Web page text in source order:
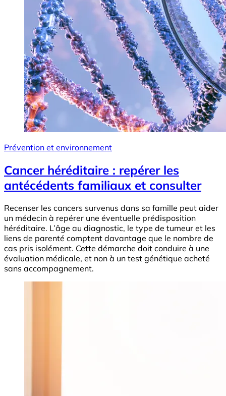
Prévention et environnement
Cancer héréditaire : repérer les
antécédents familiaux et consulter
Recenser les cancers survenus dans sa famille peut aider
un médecin à repérer une éventuelle prédisposition
héréditaire. L’âge au diagnostic, le type de tumeur et les
liens de parenté comptent davantage que le nombre de
cas pris isolément. Cette démarche doit conduire à une
évaluation médicale, et non à un test génétique acheté
sans accompagnement.